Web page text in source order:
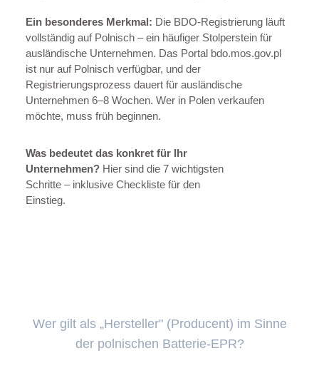
Ein besonderes Merkmal: Die BDO-Registrierung läuft
vollständig auf Polnisch – ein häufiger Stolperstein für
ausländische Unternehmen. Das Portal bdo.mos.gov.pl
ist nur auf Polnisch verfügbar, und der
Registrierungsprozess dauert für ausländische
Unternehmen 6–8 Wochen. Wer in Polen verkaufen
möchte, muss früh beginnen.
Was bedeutet das konkret für Ihr
Unternehmen?Hier sind die 7 wichtigsten
Schritte – inklusive Checkliste für den
Einstieg.
Wer gilt als „Hersteller" (Producent) im Sinne
der polnischen Batterie-EPR?